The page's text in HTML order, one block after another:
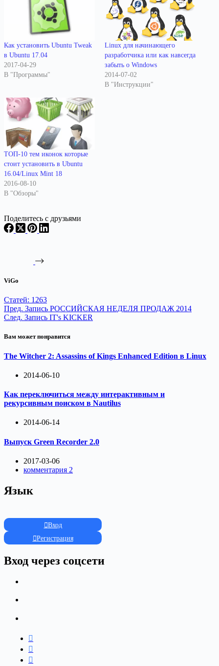
Как установить Ubuntu Tweak
в Ubuntu 17.04
2017-04-29
В "Программы"
Linux для начинающего
разработчика или как навсегда
забыть о Windows
2014-07-02
В "Инструкции"
ТОП-10 тем иконок которые
стоит установить в Ubuntu
16.04/Linux Mint 18
2016-08-10
В "Обзоры"
Поделитесь с друзьями
ViGo
Статей: 1263
Пред. Запись РОССИЙСКАЯ НЕДЕЛЯ ПРОДАЖ 2014
След. Запись IT's KICKER
Вам может понравится
The Witcher 2: Assassins of Kings Enhanced Edition в Linux
2014-06-10
Как переключиться между интерактивным и
рекурсивным поиском в Nautilus
2014-06-14
Выпуск Green Recorder 2.0
2017-03-06
комментария 2
Язык
Вход
Регистрация
Вход через соцсети